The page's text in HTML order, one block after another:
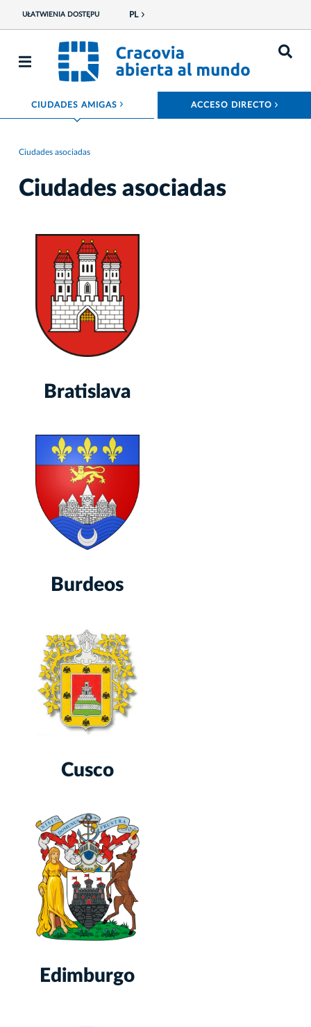
UŁATWIENIA DOSTĘPU PL
CIUDADES AMIGAS ROZWIŃ MENU ACCESO DIRECTO
Ciudades asociadas
Ciudades asociadas
Bratislava
Burdeos
Cusco
Edimburgo